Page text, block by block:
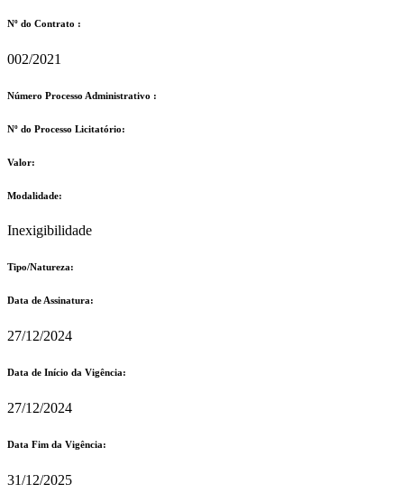
Nº do Contrato :
002/2021
Número Processo Administrativo :
Nº do Processo Licitatório:
Valor:
Modalidade:
Inexigibilidade
Tipo/Natureza:
Data de Assinatura:
27/12/2024
Data de Início da Vigência:
27/12/2024
Data Fim da Vigência:
31/12/2025